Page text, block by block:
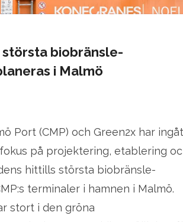
största biobränsle-
i Malmö
Port (CMP) och Green2x har
på projektering, etablering
hittills största biobränsle-
terminaler i hamnen i Malmö.
stort i den gröna